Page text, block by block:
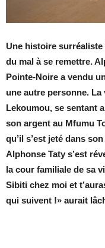
Une histoire
du mal à se remettre.
Pointe-Noire a vendu
une autre personne.
Lekoumou, se sentant
son argent au Mfumu
qu’il s’est jeté dans
Alphonse Taty s’est
la cour familiale de sa
Sibiti chez moi et
qui suivent !» aurait